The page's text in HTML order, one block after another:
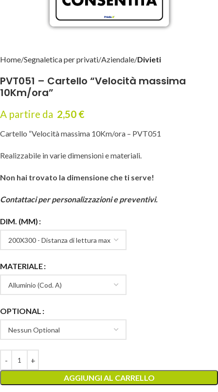
Home Segnaletica per privati Aziendale Divieti
PVT051 – Cartello “Velocità massima
10Km/ora”
A partire da 2,50 €
Cartello “Velocità massima 10Km/ora – PVT051
Realizzabile in varie dimensioni e materiali.
Non hai trovato la dimensione che ti serve!
Contattaci per personalizzazioni e preventivi.
DIM. (MM)
MATERIALE
OPTIONAL
AGGIUNGI AL CARRELLO